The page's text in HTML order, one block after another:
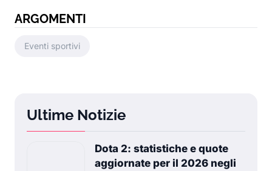
ARGOMENTI
Eventi sportivi
Ultime Notizie
Dota 2: statistiche e quote
aggiornate per il 2026 negli